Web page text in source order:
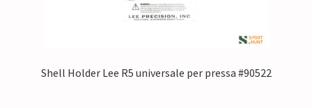
Shell Holder Lee R5 universale per pressa #90522